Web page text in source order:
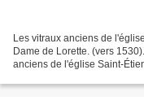
Les vitraux anciens de
Dame de Lorette. (vers
anciens de l'église Saint-